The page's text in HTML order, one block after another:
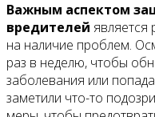
Важным аспектом
вредителей является
на наличие проблем.
раз в неделю, чтобы
заболевания или
заметили что-то